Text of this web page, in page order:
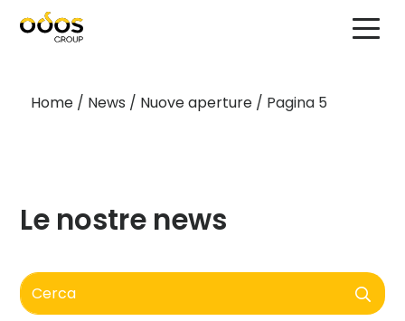
Home / News / Nuove aperture / Pagina 5
Le nostre news
Cerca